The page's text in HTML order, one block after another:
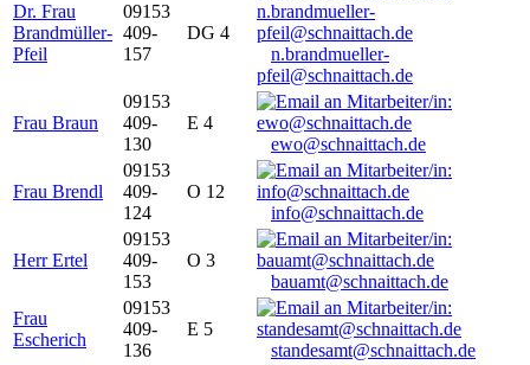
Dr. Frau
Brandmüller-
Pfeil
09153
409-
157
DG 4
n.brandmueller-
pfeil@schnaittach.de
Frau Braun
09153
409-
130
E 4
ewo@schnaittach.de
Frau Brendl
09153
409-
124
O 12
info@schnaittach.de
Herr Ertel
09153
409-
153
O 3
bauamt@schnaittach.de
Frau
Escherich
09153
409-
136
E 5
standesamt@schnaittach.de